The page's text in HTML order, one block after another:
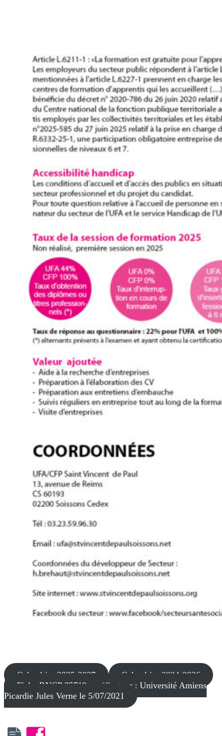
Calendrier 2025-2027
Calendrier 2024-2026
Fiche RNCP 35719 certificateur : Université Amiens
Picardie Jules Verne le 5/07/2021